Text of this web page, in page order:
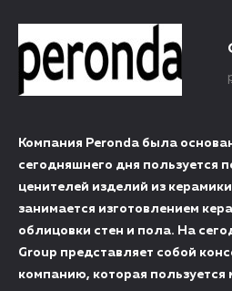
Компания Peronda была
сегодняшнего дня пользуется
ценителей изделий из
занимается изготовлением
облицовки стен и пола. На
Group представляет собой
компанию, которая пользуется